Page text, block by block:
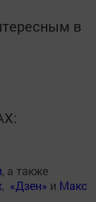
в
, а также
, «Дзен» и Макс